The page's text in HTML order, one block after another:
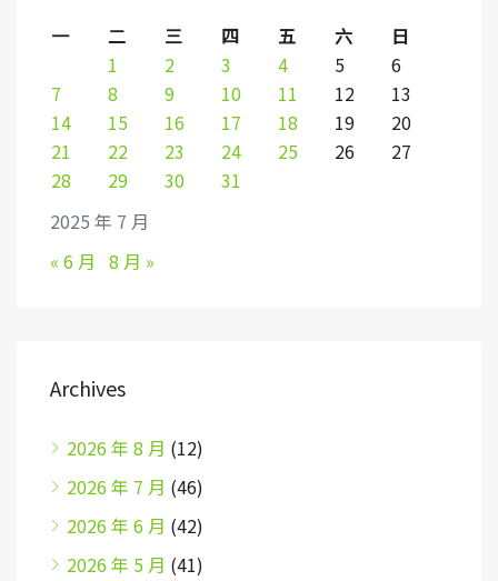
2025 年 7 月
一 二 三 四 五 六
日
1
2 3 4 5
6
7
8 9 10 11 12
13
14
15 16 17 18 19
20
21
22 23 24 25 26
27
28
29 30 31
« 6 月 8 月 »
Archives
2026 年 8 月 (12)
2026 年 7 月 (46)
2026 年 6 月 (42)
2026 年 5 月 (41)